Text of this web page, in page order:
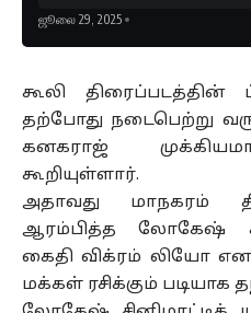
ஜூலை 29, 2025
கூலி
தற்போது நடைபெற்று
கனகராஜ்
கூறியுள்ளார்.
அதாவது மாநகரம்
ஆரம்பித்த லோகேஷ்
கைதி விக்ரம் லியோ
மக்கள் ரசிக்கும் படியாக